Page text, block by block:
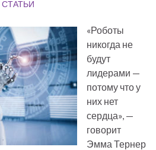
СТАТЬИ
«Роботы
никогда не
будут
лидерами —
потому что у
них нет
сердца», —
говорит
Эмма Тернер